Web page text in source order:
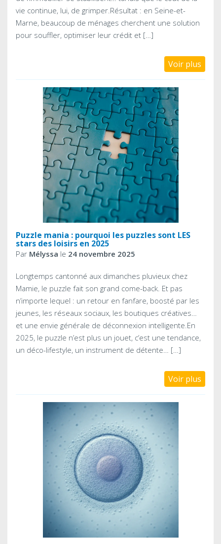
vie continue, lui, de grimper.Résultat : en Seine-et-
Marne, beaucoup de ménages cherchent une solution
pour souffler, optimiser leur crédit et […]
Voir plus
Puzzle mania : pourquoi les puzzles sont LES
stars des loisirs en 2025
Par Mélyssa le 24 novembre 2025
Longtemps cantonné aux dimanches pluvieux chez
Mamie, le puzzle fait son grand come-back. Et pas
n’importe lequel : un retour en fanfare, boosté par les
jeunes, les réseaux sociaux, les boutiques créatives…
et une envie générale de déconnexion intelligente.En
2025, le puzzle n’est plus un jouet, c’est une tendance,
un déco-lifestyle, un instrument de détente… […]
Voir plus